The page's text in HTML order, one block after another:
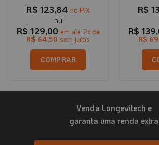
R$ 123,84 no PIX
R$ 129,00 em até 2x de
R$ 64,50 sem juros
COMPRAR
variantes.
opções
R$
R$
R$
Venda Longevitech e
garanta uma renda extra